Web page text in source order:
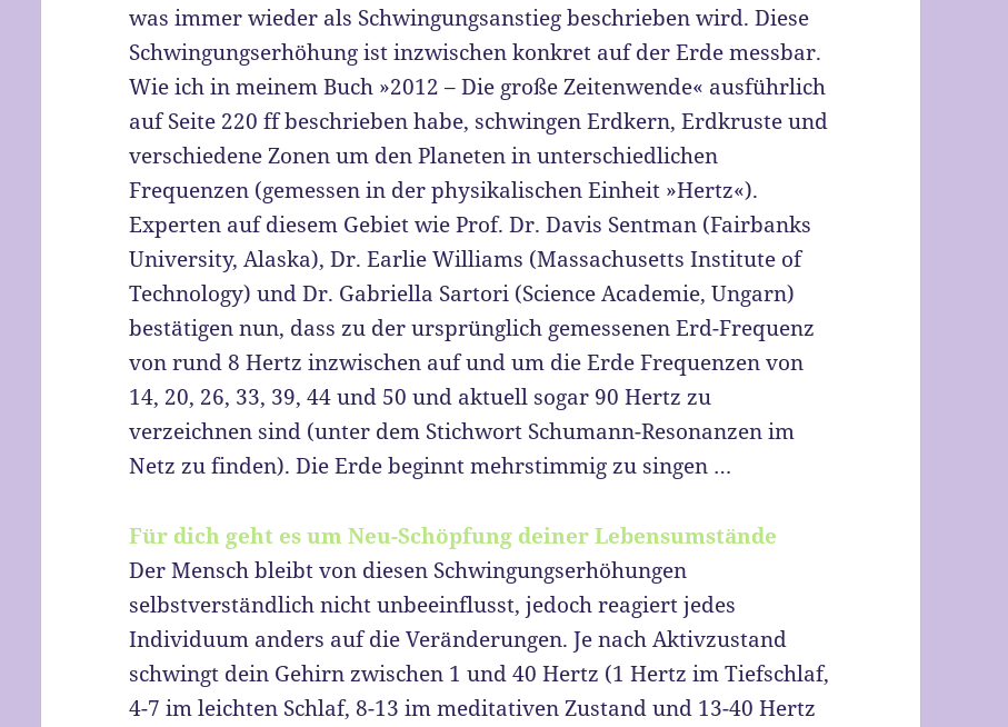
was immer wieder als Schwingungsanstieg beschrieben wird. Diese
Schwingungserhöhung ist inzwischen konkret auf der Erde messbar.
Wie ich in meinem Buch »2012 – Die große Zeitenwende« ausführlich
auf Seite 220 ff beschrieben habe, schwingen Erdkern, Erdkruste und
verschiedene Zonen um den Planeten in unterschiedlichen
Frequenzen (gemessen in der physikalischen Einheit »Hertz«).
Experten auf diesem Gebiet wie Prof. Dr. Davis Sentman (Fairbanks
University, Alaska), Dr. Earlie Williams (Massachusetts Institute of
Technology) und Dr. Gabriella Sartori (Science Academie, Ungarn)
bestätigen nun, dass zu der ursprünglich gemessenen Erd-Frequenz
von rund 8 Hertz inzwischen auf und um die Erde Frequenzen von
14, 20, 26, 33, 39, 44 und 50 und aktuell sogar 90 Hertz zu
verzeichnen sind (unter dem Stichwort Schumann-Resonanzen im
Netz zu finden). Die Erde beginnt mehrstimmig zu singen …
Für dich geht es um Neu-Schöpfung deiner Lebensumstände
Der Mensch bleibt von diesen Schwingungserhöhungen
selbstverständlich nicht unbeeinflusst, jedoch reagiert jedes
Individuum anders auf die Veränderungen. Je nach Aktivzustand
schwingt dein Gehirn zwischen 1 und 40 Hertz (1 Hertz im Tiefschlaf,
4-7 im leichten Schlaf, 8-13 im meditativen Zustand und 13-40 Hertz